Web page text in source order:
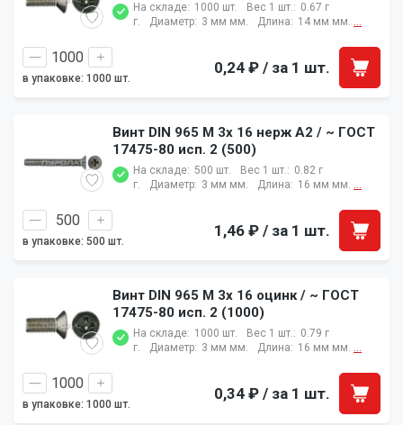
На складе: 1000 шт. Вес 1 шт.: 0.67 г
г.
Диаметр: 3 мм мм. Длина: 14 мм мм. ...
в упаковке: 1000 шт.
0,24 ₽ / за 1 шт.
Винт DIN 965 M 3x 16 нерж A2 / ~ ГОСТ
17475-80 исп. 2 (500)
На складе: 500 шт. Вес 1 шт.: 0.82 г
г.
Диаметр: 3 мм мм. Длина: 16 мм мм. ...
в упаковке: 500 шт.
1,46 ₽ / за 1 шт.
Винт DIN 965 M 3x 16 оцинк / ~ ГОСТ
17475-80 исп. 2 (1000)
На складе: 1000 шт. Вес 1 шт.: 0.79 г
г.
Диаметр: 3 мм мм. Длина: 16 мм мм. ...
в упаковке: 1000 шт.
0,34 ₽ / за 1 шт.